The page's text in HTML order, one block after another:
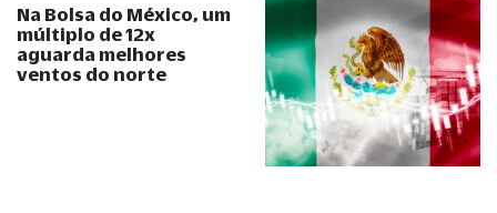
Na Bolsa do México, um
múltiplo de 12x
aguarda melhores
ventos do norte